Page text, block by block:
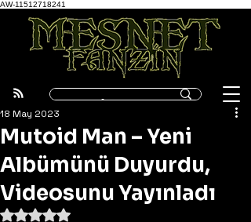
AW-11512718241
Mutoid Man – Yeni
Albümünü Duyurdu,
Videosunu Yayınladı
18 May 2023
5 üzerinden NaN yıldız